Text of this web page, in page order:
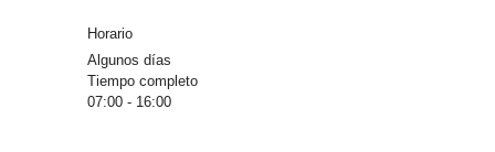
Horario
Algunos días
Tiempo completo
07:00 - 16:00